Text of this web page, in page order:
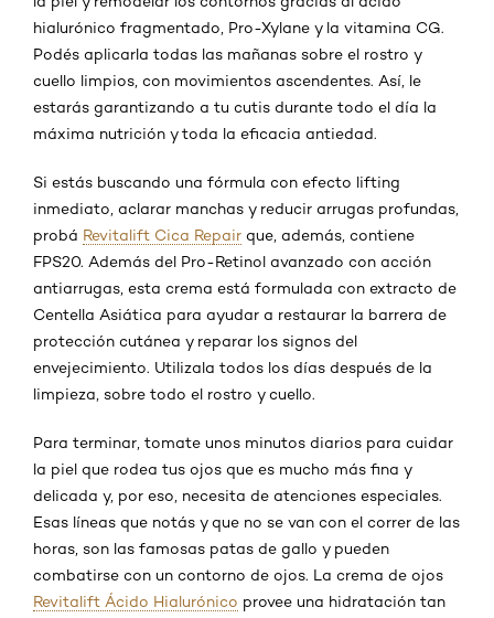
hialurónico fragmentado, Pro-Xylane y la vitamina CG.
Podés aplicarla todas las mañanas sobre el rostro y
cuello limpios, con movimientos ascendentes. Así, le
estarás garantizando a tu cutis durante todo el día la
máxima nutrición y toda la eficacia antiedad.
Si estás buscando una fórmula con efecto lifting
inmediato, aclarar manchas y reducir arrugas profundas,
probá Revitalift Cica Repair que, además, contiene
FPS20. Además del Pro-Retinol avanzado con acción
antiarrugas, esta crema está formulada con extracto de
Centella Asiática para ayudar a restaurar la barrera de
protección cutánea y reparar los signos del
envejecimiento. Utilizala todos los días después de la
limpieza, sobre todo el rostro y cuello.
Para terminar, tomate unos minutos diarios para cuidar
la piel que rodea tus ojos que es mucho más fina y
delicada y, por eso, necesita de atenciones especiales.
Esas líneas que notás y que no se van con el correr de las
horas, son las famosas patas de gallo y pueden
combatirse con un contorno de ojos. La crema de ojos
Revitalift Ácido Hialurónico provee una hidratación tan